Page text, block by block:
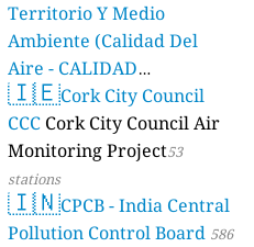
Territorio Y Medio
Ambiente (Calidad Del
Aire - CALIDAD
AMBIENTAL) 23 stations
🇮🇪Cork City Council
CCC Cork City Council Air
Monitoring Project53
stations
🇮🇳CPCB - India Central
Pollution Control Board 586